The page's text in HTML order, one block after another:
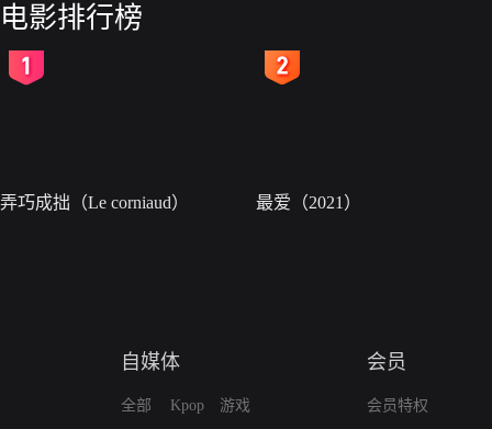
电影排行榜
弄巧成拙（Le corniaud） 最爱（2021）
自媒体
全部
Kpop
游戏
会员
会员特权